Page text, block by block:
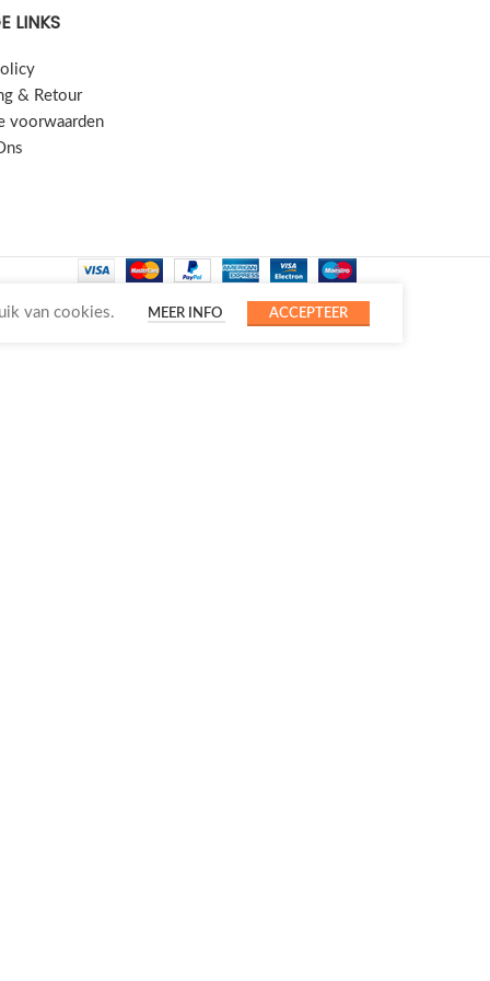
LINKS
& Retour
voorwaarden
van cookies. MEER INFO ACCEPTEER